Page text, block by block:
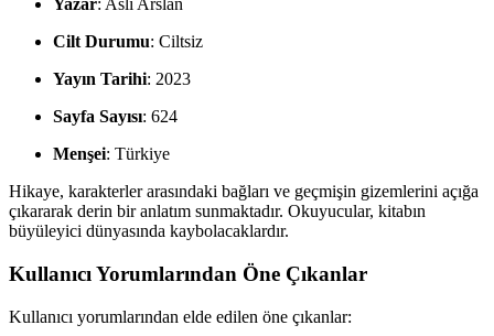
Yazar: Aslı Arslan
Cilt Durumu: Ciltsiz
Yayın Tarihi: 2023
Sayfa Sayısı: 624
Menşei: Türkiye
Hikaye, karakterler arasındaki bağları ve geçmişin gizemlerini açığa
çıkararak derin bir anlatım sunmaktadır. Okuyucular, kitabın
büyüleyici dünyasında kaybolacaklardır.
Kullanıcı Yorumlarından Öne Çıkanlar
Kullanıcı yorumlarından elde edilen öne çıkanlar: